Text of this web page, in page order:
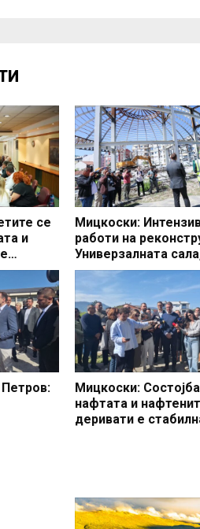
се
и
под 3
Мицкоски:
работи на
Универзалната
очекувам да
предвидениот рок
Мицкоски:
нафтата и
деривати е